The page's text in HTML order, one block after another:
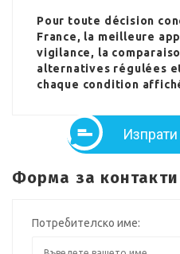
Pour toute décision
France, la meilleure
vigilance, la
alternatives régulées
chaque condition
Форма за контакти
Потребителско име: